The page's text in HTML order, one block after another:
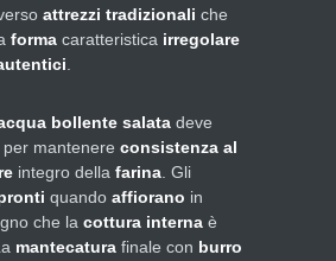
attrezzi tradizionali che
forma caratteristica irregolare
bollente salata deve
per mantenere consistenza al
integro della farina . Gli
quando affiorano in
che la cottura interna è
mantecatura finale con burro